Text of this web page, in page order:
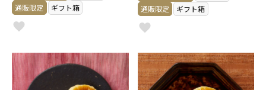
通販限定
ギフト箱
通販限定
ギフト箱